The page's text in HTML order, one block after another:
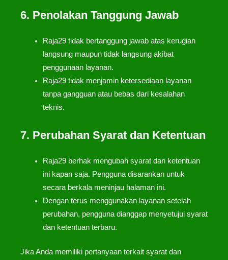
6. Penolakan Tanggung Jawab
Raja29 tidak bertanggung jawab atas kerugian
langsung maupun tidak langsung akibat
penggunaan layanan.
Raja29 tidak menjamin ketersediaan layanan
tanpa gangguan atau bebas dari kesalahan
teknis.
7. Perubahan Syarat dan Ketentuan
Raja29 berhak mengubah syarat dan ketentuan
ini kapan saja. Pengguna disarankan untuk
secara berkala meninjau halaman ini.
Dengan terus menggunakan layanan setelah
perubahan, pengguna dianggap menyetujui syarat
dan ketentuan terbaru.
Jika Anda memiliki pertanyaan terkait syarat dan